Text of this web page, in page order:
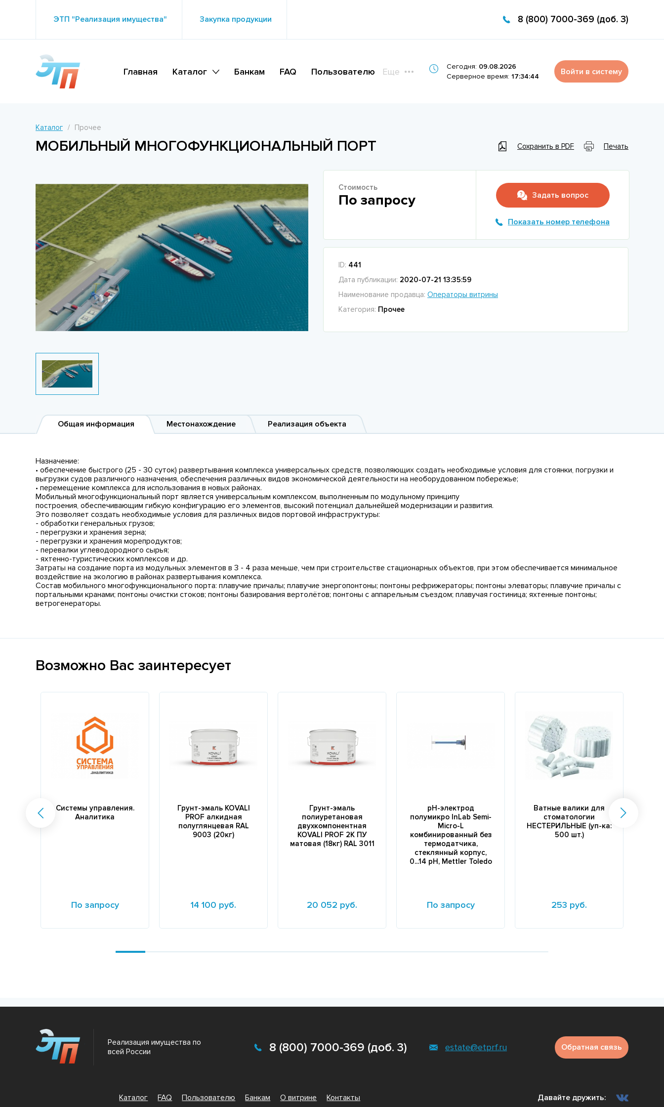
ЭТП "Реализация имущества" Закупка продукции 8 (800) 7000-369 (доб. 3)
Главная Каталог Банкам FAQ Пользователю Еще Сегодня: 09.08.2026
Серверное время: 17:34:44 Войти в систему
Каталог Прочее
МОБИЛЬНЫЙ МНОГОФУНКЦИОНАЛЬНЫЙ ПОРТ Сохранить в PDF Печать
Стоимость
По запросу Задать вопрос
Показать номер телефона
ID: 441
Дата публикации: 2020-07-21 13:35:59
Наименование продавца: Операторы витрины
Категория: Прочее
Общая информация Местонахождение Реализация объекта
Назначение:
• обеспечение быстрого (25 - 30 суток) развертывания комплекса универсальных средств, позволяющих создать необходимые условия для стоянки, погрузки и
выгрузки судов различного назначения, обеспечения различных видов экономической деятельности на необорудованном побережье;
• перемещение комплекса для использования в новых районах.
Мобильный многофункциональный порт является универсальным комплексом, выполненным по модульному принципу
построения, обеспечивающим гибкую конфигурацию его элементов, высокий потенциал дальнейшей модернизации и развития.
Это позволяет создать необходимые условия для различных видов портовой инфраструктуры:
- обработки генеральных грузов;
- перегрузки и хранения зерна;
- перегрузки и хранения морепродуктов;
- перевалки углеводородного сырья;
- яхтенно-туристических комплексов и др.
Затраты на создание порта из модульных элементов в 3 - 4 раза меньше, чем при строительстве стационарных объектов, при этом обеспечивается минимальное
воздействие на экологию в районах развертывания комплекса.
Состав мобильного многофункционального порта: плавучие причалы; плавучие энергопонтоны; понтоны рефрижераторы; понтоны элеваторы; плавучие причалы с
портальными кранами; понтоны очистки стоков; понтоны базирования вертолётов; понтоны с аппарельным съездом; плавучая гостиница; яхтенные понтоны;
ветрогенераторы.
Возможно Вас заинтересует
Системы управления.
Аналитика
По запросу
Грунт-эмаль KOVALI
PROF алкидная
полуглянцевая RAL
9003 (20кг)
14 100 руб.
Грунт-эмаль
полиуретановая
двухкомпонентная
KOVALI PROF 2K ПУ
матовая (18кг) RAL 3011
20 052 руб.
рН-электрод
полумикро InLab Semi-
Micro-L
комбинированный без
термодатчика,
стеклянный корпус,
0...14 pH, Mettler Toledo
По запросу
Ватные валики для
стоматологии
НЕСТЕРИЛЬНЫЕ (уп-ка:
500 шт.)
253 руб.
Реализация имущества по
всей России
8 (800) 7000-369 (доб. 3) estate@etprf.ru Обратная связь
Каталог FAQ Пользователю Банкам О витрине Контакты Давайте дружить: